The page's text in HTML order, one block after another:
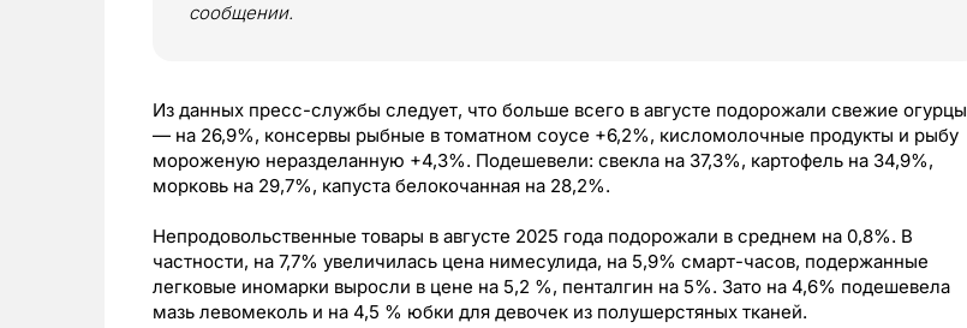
сообщении.
Из данных пресс-службы следует, что больше всего в августе подорожали свежие огурцы
— на 26,9%, консервы рыбные в томатном соусе +6,2%, кисломолочные продукты и рыбу
мороженую неразделанную +4,3%. Подешевели: свекла на 37,3%, картофель на 34,9%,
морковь на 29,7%, капуста белокочанная на 28,2%.
Непродовольственные товары в августе 2025 года подорожали в среднем на 0,8%. В
частности, на 7,7% увеличилась цена нимесулида, на 5,9% смарт-часов, подержанные
легковые иномарки выросли в цене на 5,2 %, пенталгин на 5%. Зато на 4,6% подешевела
мазь левомеколь и на 4,5 % юбки для девочек из полушерстяных тканей.